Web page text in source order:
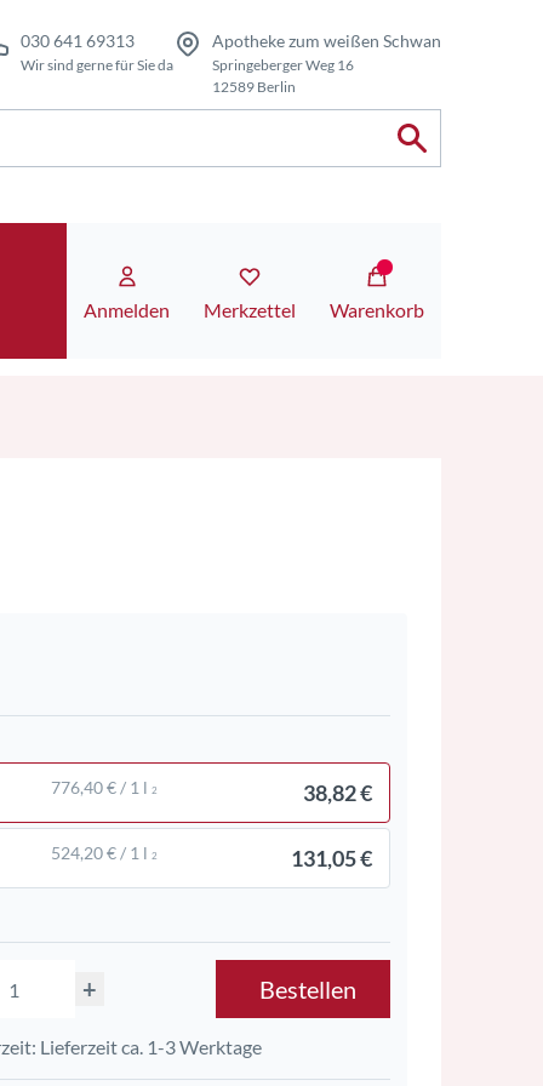
030 641 69313
Wir sind gerne für Sie da
Apotheke zum weißen Schwan
Springeberger Weg 16
12589 Berlin
Anmelden Merkzettel Warenkorb
776,40 € / 1 l 2 38,82 €
524,20 € / 1 l 2 131,05 €
+ Bestellen
Lieferzeit ca. 1-3 Werktage